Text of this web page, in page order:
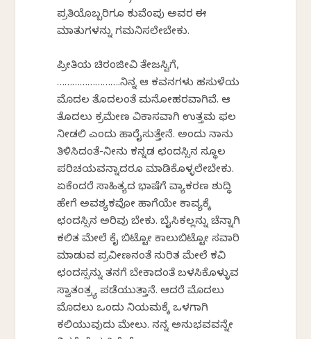
ಪ್ರತಿಯೊಬ್ಬರಿಗೂ ಕುವೆಂಪು ಅವರ ಈ
ಮಾತುಗಳನ್ನು ಗಮನಿಸಲೇಬೇಕು.
ಪ್ರೀತಿಯ ಚಿರಂಜೀವಿ ತೇಜಸ್ವಿಗೆ,
…………………….ನಿನ್ನ ಆ ಕವನಗಳು ಹಸುಳೆಯ
ಮೊದಲ ತೊದಲಂತೆ ಮನೋಹರವಾಗಿವೆ. ಆ
ತೊದಲು ಕ್ರಮೇಣ ವಿಕಾಸವಾಗಿ ಉತ್ತಮ ಫಲ
ನೀಡಲಿ ಎಂದು ಹಾರೈಸುತ್ತೇನೆ. ಅಂದು ನಾನು
ತಿಳಿಸಿದಂತೆ-ನೀನು ಕನ್ನಡ ಛಂದಸ್ಸಿನ ಸ್ಥೂಲ
ಪರಿಚಯವನ್ನಾದರೂ ಮಾಡಿಕೊಳ್ಳಲೇಬೇಕು.
ಏಕೆಂದರೆ ಸಾಹಿತ್ಯದ ಭಾಷೆಗೆ ವ್ಯಾಕರಣ ಶುದ್ಧಿ
ಹೇಗೆ ಅವಶ್ಯಕವೋ ಹಾಗೆಯೇ ಕಾವ್ಯಕ್ಕೆ
ಛಂದಸ್ಸಿನ ಅರಿವು ಬೇಕು. ಬೈಸಿಕಲ್ಲನ್ನು ಚೆನ್ನಾಗಿ
ಕಲಿತ ಮೇಲೆ ಕೈ ಬಿಟ್ಟೋ ಕಾಲುಬಿಟ್ಟೋ ಸವಾರಿ
ಮಾಡುವ ಪ್ರವೀಣನಂತೆ ನುರಿತ ಮೇಲೆ ಕವಿ
ಛಂದಸ್ಸನ್ನು ತನಗೆ ಬೇಕಾದಂತೆ ಬಳಸಿಕೊಳ್ಳುವ
ಸ್ವಾತಂತ್ರ್ಯ ಪಡೆಯುತ್ತಾನೆ. ಆದರೆ ಮೊದಲು
ಮೊದಲು ಒಂದು ನಿಯಮಕ್ಕೆ ಒಳಗಾಗಿ
ಕಲಿಯುವುದು ಮೇಲು. ನನ್ನ ಅನುಭವವನ್ನೇ